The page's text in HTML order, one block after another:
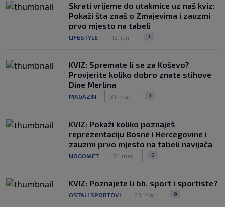
Skrati vrijeme do utakmice uz naš kviz:
Pokaži šta znaš o Zmajevima i zauzmi
prvo mjesto na tabeli
LIFESTYLE 12. jun. 1
KVIZ: Spremate li se za Koševo?
Provjerite koliko dobro znate stihove
Dine Merlina
MAGAZIN 31. mar. 1
KVIZ: Pokaži koliko poznaješ
reprezentaciju Bosne i Hercegovine i
zauzmi prvo mjesto na tabeli navijača
NOGOMET 31. mar. 0
KVIZ: Poznajete li bh. sport i sportiste?
OSTALI SPORTOVI 23. mar. 0